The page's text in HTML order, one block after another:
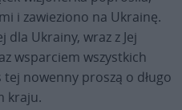
i zawieziono na Ukrainę.
dla Ukrainy, wraz z Jej
wsparciem wszystkich
nowenny proszą o długo
kraju.